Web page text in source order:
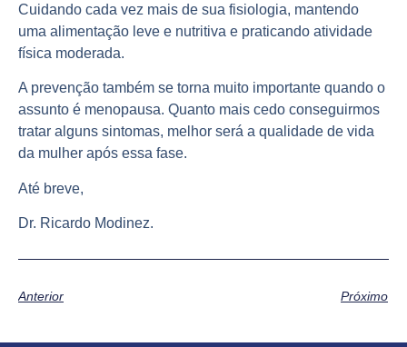
Cuidando cada vez mais de sua fisiologia, mantendo
uma alimentação leve e nutritiva e praticando atividade
física moderada.
A prevenção também se torna muito importante quando o
assunto é menopausa. Quanto mais cedo conseguirmos
tratar alguns sintomas, melhor será a qualidade de vida
da mulher após essa fase.
Até breve,
Dr. Ricardo Modinez.
Anterior Próximo